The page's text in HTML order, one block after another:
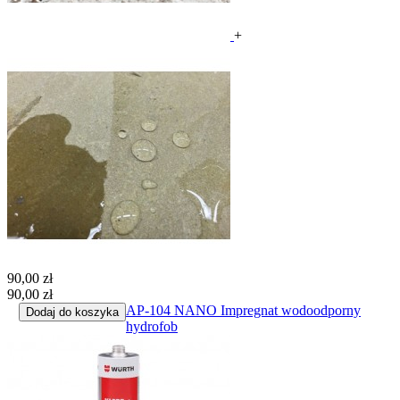
+
90,00 zł
90,00 zł
Dodaj do koszyka AP-104 NANO Impregnat wodoodporny
hydrofob